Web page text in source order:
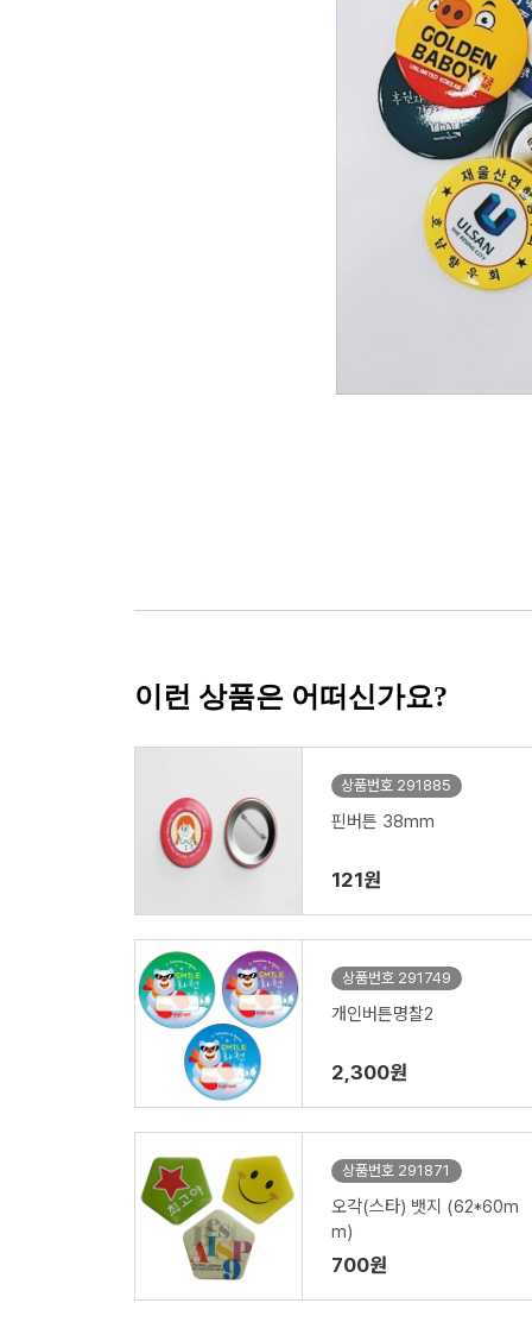
이런 상품은 어떠신가요?
상품번호 291885
핀버튼 38mm
121원
상품번호 291749
개인버튼명찰2
2,300원
상품번호 291871
오각(스타) 뱃지 (62*60m
m)
700원